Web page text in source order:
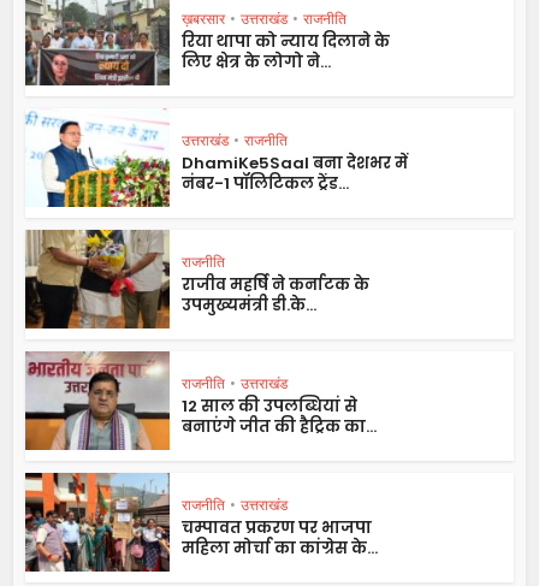
ख़बरसार • उत्तराखंड • राजनीति
रिया थापा को न्याय दिलाने के
लिए क्षेत्र के लोगो ने...
उत्तराखंड • राजनीति
DhamiKe5Saal बना देशभर में
नंबर-1 पॉलिटिकल ट्रेंड...
राजनीति
राजीव महर्षि ने कर्नाटक के
उपमुख्यमंत्री डी.के...
राजनीति • उत्तराखंड
12 साल की उपलब्धियां से
बनाएंगे जीत की हैट्रिक का...
राजनीति • उत्तराखंड
चम्पावत प्रकरण पर भाजपा
महिला मोर्चा का कांग्रेस के...